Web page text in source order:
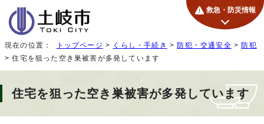
救急・防災情報
現在の位置： トップページ > くらし・手続き >防犯・交通安全 >防犯
> 住宅を狙った空き巣被害が多発しています
住宅を狙った空き巣被害が多発しています